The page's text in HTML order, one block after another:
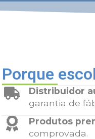
Porque
Distribuidor
garantia de
Produtos
comprovada.